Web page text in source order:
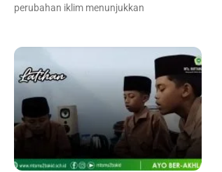
perubahan iklim menunjukkan